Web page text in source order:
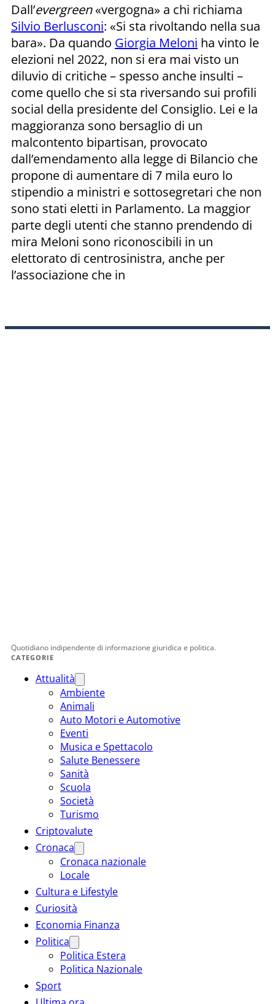
Dall’evergreen«vergogna» a chi richiama
Silvio Berlusconi: «Si sta rivoltando nella sua
bara». Da quando Giorgia Meloni ha vinto le
elezioni nel 2022, non si era mai visto un
diluvio di critiche – spesso anche insulti –
come quello che si sta riversando sui profili
social della presidente del Consiglio. Lei e la
maggioranza sono bersaglio di un
malcontento bipartisan, provocato
dall’emendamento alla legge di Bilancio che
propone di aumentare di 7 mila euro lo
stipendio a ministri e sottosegretari che non
sono stati eletti in Parlamento. La maggior
parte degli utenti che stanno prendendo di
mira Meloni sono riconoscibili in un
elettorato di centrosinistra, anche per
l’associazione che in
Quotidiano indipendente di informazione giuridica e politica.
CATEGORIE
Attualità
Ambiente
Animali
Auto Motori e Automotive
Eventi
Musica e Spettacolo
Salute Benessere
Sanità
Scuola
Società
Turismo
Criptovalute
Cronaca
Cronaca nazionale
Locale
Cultura e Lifestyle
Curiosità
Economia Finanza
Politica
Politica Estera
Politica Nazionale
Sport